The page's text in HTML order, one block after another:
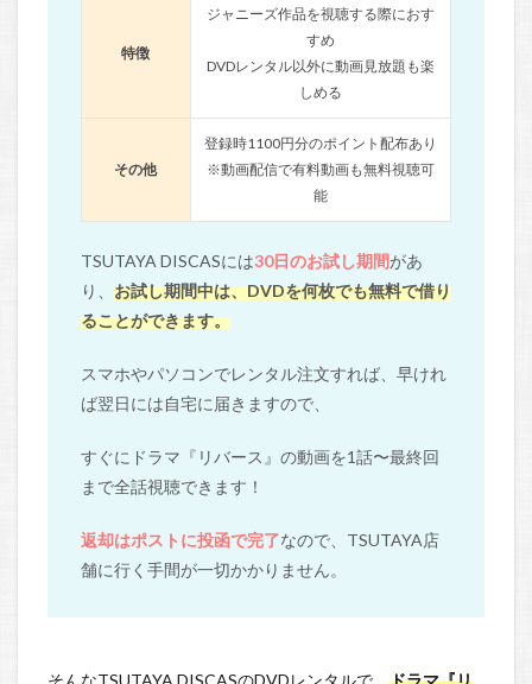
特徴
ジャニーズ作品を視聴する際におす
すめ
DVDレンタル以外に動画見放題も楽
しめる
その他
登録時1100円分のポイント配布あり
※動画配信で有料動画も無料視聴可
能
TSUTAYA DISCASには30日のお試し期間があ
り、 お試し期間中は、DVDを何枚でも無料で借り
ることができます。
スマホやパソコンでレンタル注文すれば、早けれ
ば翌日には自宅に届きますので、
すぐにドラマ『リバース』の動画を1話〜最終回
まで全話視聴できます！
返却はポストに投函で完了なので、TSUTAYA店
舗に行く手間が一切かかりません。